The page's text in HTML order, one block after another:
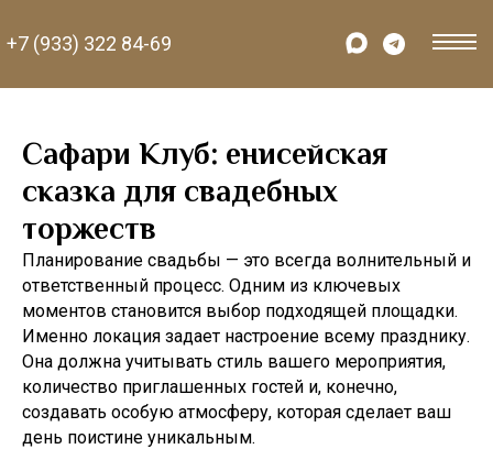
+7 (933) 322 84-69
Сафари Клуб: енисейская
сказка для свадебных
торжеств
Планирование свадьбы — это всегда волнительный и
ответственный процесс. Одним из ключевых
моментов становится выбор подходящей площадки.
Именно локация задает настроение всему празднику.
Она должна учитывать стиль вашего мероприятия,
количество приглашенных гостей и, конечно,
создавать особую атмосферу, которая сделает ваш
день поистине уникальным.